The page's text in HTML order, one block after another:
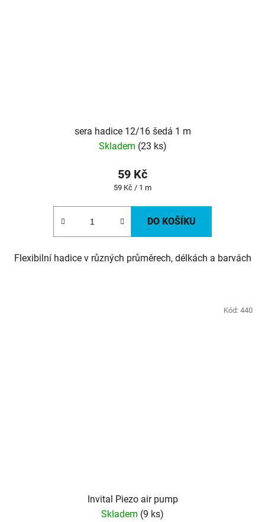
sera hadice 12/16 šedá 1 m
Skladem (23 ks)
59 Kč
Měrná
59 Kč / 1 m
DO KOŠÍKU
Flexibilní hadice v různých průměrech, délkách a barvách
Invital Piezo air pump
Skladem (9 ks)
Kód: 440